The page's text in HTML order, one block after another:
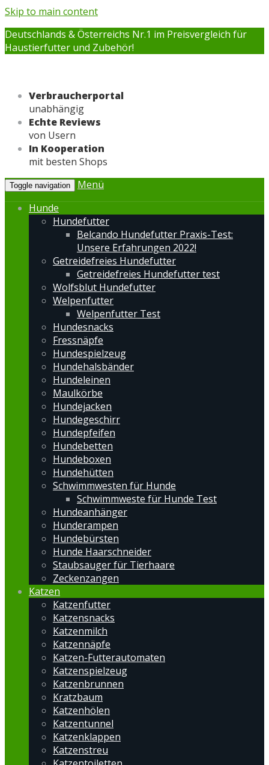
Skip to main content
Deutschlands & Österreichs Nr.1 im Preisvergleich für
Haustierfutter und Zubehör!
Verbraucherportal
unabhängig
Echte Reviews
von Usern
In Kooperation
mit besten Shops
Toggle navigation
Menü
Hunde
Hundefutter
Belcando Hundefutter Praxis-Test:
Unsere Erfahrungen 2022!
Getreidefreies Hundefutter
Getreidefreies Hundefutter test
Wolfsblut Hundefutter
Welpenfutter
Welpenfutter Test
Hundesnacks
Fressnäpfe
Hundespielzeug
Hundehalsbänder
Hundeleinen
Maulkörbe
Hundejacken
Hundegeschirr
Hundepfeifen
Hundebetten
Hundeboxen
Hundehütten
Schwimmwesten für Hunde
Schwimmweste für Hunde Test
Hundeanhänger
Hunderampen
Hundebürsten
Hunde Haarschneider
Staubsauger für Tierhaare
Zeckenzangen
Katzen
Katzenfutter
Katzensnacks
Katzenmilch
Katzennäpfe
Katzen-Futterautomaten
Katzenspielzeug
Katzenbrunnen
Kratzbaum
Katzenhölen
Katzentunnel
Katzenklappen
Katzenstreu